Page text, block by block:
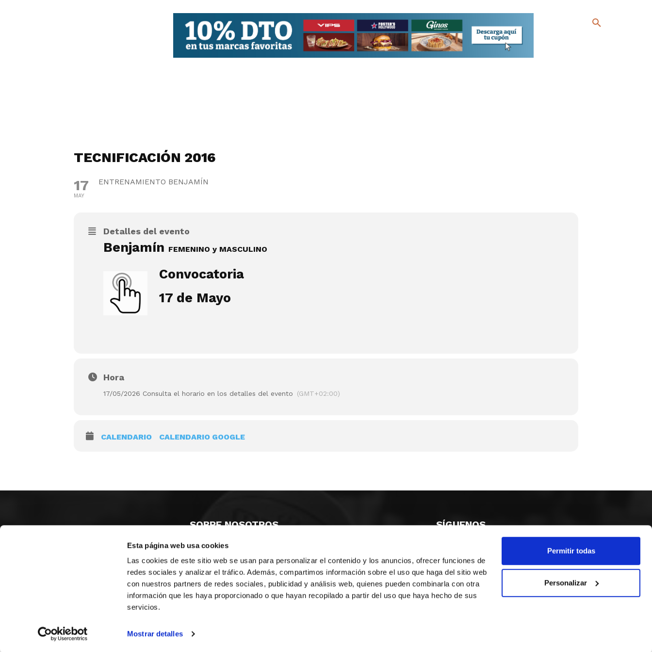
Esta página web usa cookies
Las cookies de este sitio web se usan para personalizar el contenido y los anuncios, ofrecer funciones de
redes sociales y analizar el tráfico. Además, compartimos información sobre el uso que haga del sitio web
con nuestros partners de redes sociales, publicidad y análisis web, quienes pueden combinarla con otra
información que les haya proporcionado o que hayan recopilado a partir del uso que haya hecho de sus
servicios.
Mostrar detalles
Permitir todas
Personalizar
TECNIFICACIÓN 2016
17
MAY
ENTRENAMIENTO BENJAMÍN
Detalles del evento
Benjamín FEMENINO y MASCULINO
Convocatoria
17 de Mayo
Hora
17/05/2026 Consulta el horario en los detalles del evento (GMT+02:00)
CALENDARIO CALENDARIO GOOGLE
SOBRE NOSOTROS
CASTELLON
VALENCIA
MONESTIR DE POBLET 14 1ª 3º
ALICANTE
CIUDAD DE MATANZAS 12
fbcv@fbcv.es
SÍGUENOS
© FEDERACIÓN BALONCESTO COMUNIDAD VALENCIANA